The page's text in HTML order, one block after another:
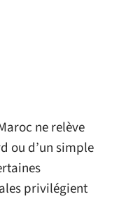
ne relève
ou d’un simple
privilégient